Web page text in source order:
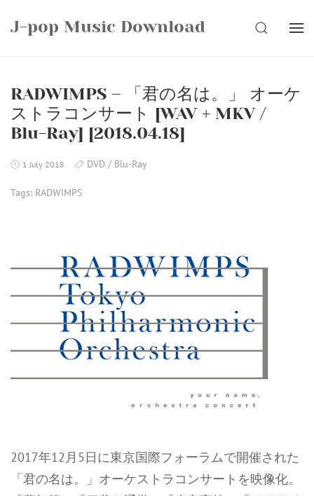
J-pop Music Download SEARCH
RADWIMPS – 「君の名は。」 オーケ
ストラコンサート [WAV + MKV /
Blu-Ray] [2018.04.18]
1 July 2018 DVD / Blu-Ray
Tags: RADWIMPS
2017年12月5日に東京国際フォーラムで開催された
「君の名は。」オーケストラコンサートを映像化。